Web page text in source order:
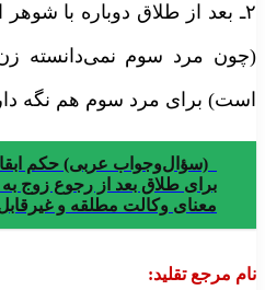
۲ـ بعد از طلاق دوباره با
مرد سوم نمی‌دانسته
برای مرد سوم هم نگه
(سؤال‌وجواب عربی) حکم ابقا
برای طلاق بعد از رجوع زوج به
معنای وکالت مطلقه و
مرجع تقلید: